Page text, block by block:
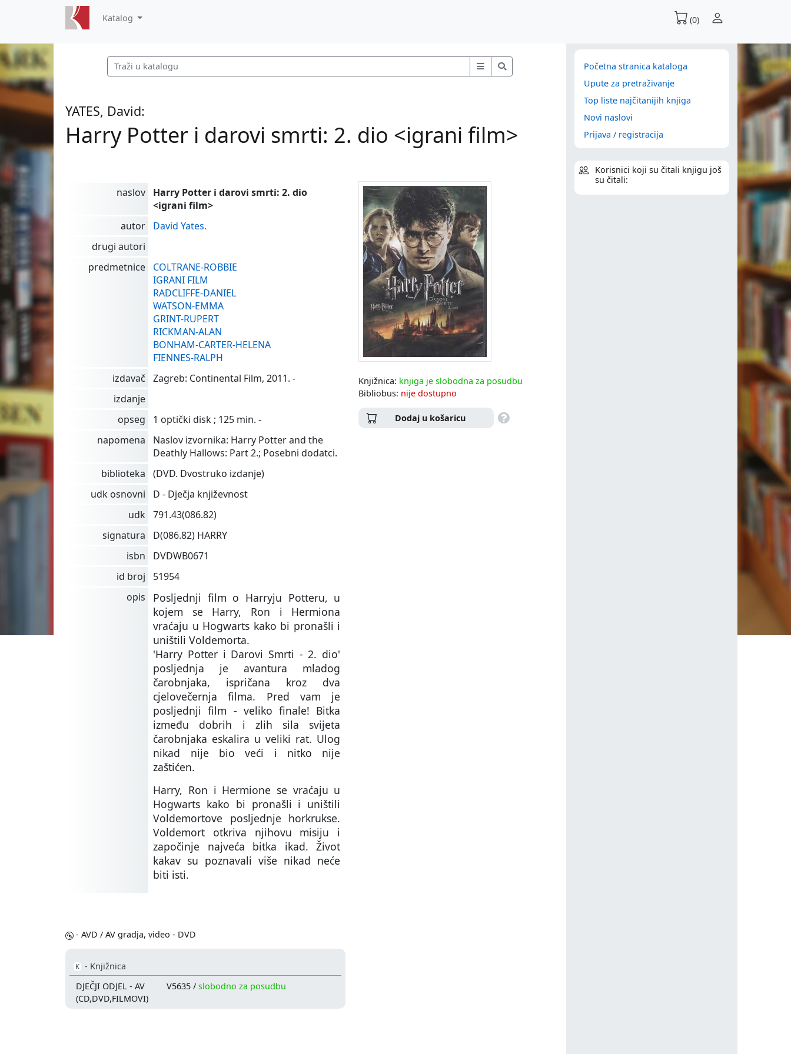
Katalog (0)
YATES, David:
Harry Potter i darovi smrti: 2. dio <igrani film>
naslov
Harry Potter i darovi smrti: 2. dio
<igrani film>
autor
David Yates.
drugi autori
predmetnice
COLTRANE-ROBBIE
IGRANI FILM
RADCLIFFE-DANIEL
WATSON-EMMA
GRINT-RUPERT
RICKMAN-ALAN
BONHAM-CARTER-HELENA
FIENNES-RALPH
izdavač
Zagreb: Continental Film, 2011. -
izdanje
opseg
1 optički disk ; 125 min. -
napomena
Naslov izvornika: Harry Potter and the
Deathly Hallows: Part 2.; Posebni dodatci.
biblioteka
(DVD. Dvostruko izdanje)
udk osnovni
D - Dječja književnost
udk
791.43(086.82)
signatura
D(086.82) HARRY
isbn
DVDWB0671
id broj
51954
opis
Posljednji film o Harryju Potteru, u
kojem se Harry, Ron i Hermiona
vraćaju u Hogwarts kako bi pronašli i
uništili Voldemorta.
'Harry Potter i Darovi Smrti - 2. dio'
posljednja je avantura mladog
čarobnjaka, ispričana kroz dva
cjelovečernja filma. Pred vam je
posljednji film - veliko finale! Bitka
između dobrih i zlih sila svijeta
čarobnjaka eskalira u veliki rat. Ulog
nikad nije bio veći i nitko nije
zaštićen.
Harry, Ron i Hermione se vraćaju u
Hogwarts kako bi pronašli i uništili
Voldemortove posljednje horkrukse.
Voldemort otkriva njihovu misiju i
započinje najveća bitka ikad. Život
kakav su poznavali više nikad neće
biti isti.
- AVD / AV gradja, video - DVD
K - Knjižnica
DJEČJI ODJEL - AV
(CD,DVD,FILMOVI)
V5635 / slobodno za posudbu
Knjižnica: knjiga je slobodna za posudbu
Bibliobus: nije dostupno
Dodaj u košaricu
Početna stranica kataloga
Upute za pretraživanje
Top liste najčitanijih knjiga
Novi naslovi
Prijava / registracija
Korisnici koji su čitali knjigu još
su čitali: